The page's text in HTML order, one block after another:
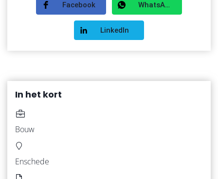
Facebook WhatsApp
LinkedIn
In het kort
Bouw
Enschede